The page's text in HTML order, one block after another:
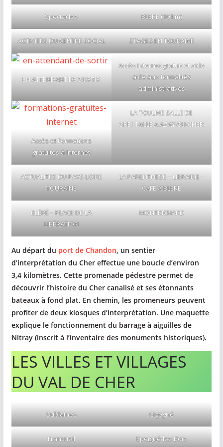
Spectacles BLERE (10 km)
ACTIVITES DU CENTRE SOCIAL STAGES EN TOURAINE
EN ATTENDANT DE SORTIR
Accès Internet gratuit et aide
aide aux formalités
administratives
Accès et Formations
gratuites à Internet
LA TOULINE SALLE DE
SPECTACLE A AZAY-SU-CHER
ACTUALITES DU PAYS LOIRE
TOURAINE
LA PARENTHESE – LIBRAIRIE –
CAFE A BLERE
BLÉRÉ – PLACE DE LA
LIBÉRATION
MONTRICHARD
Au départ du port de Chandon, un sentier
d’interprétation du Cher effectue une boucle d’environ
3,4 kilomètres. Cette promenade pédestre permet de
découvrir l’histoire du Cher canalisé et ses étonnants
bateaux à fond plat. En chemin, les promeneurs peuvent
profiter de deux kiosques d’interprétation. Une maquette
explique le fonctionnement du barrage à aiguilles de
Nitray (inscrit à l’inventaire des monuments historiques).
LES VILLES ET VILLAGES
DU VAL DE CHER
Sublaines Cigogné
Francueil Epeigné-les-Bois